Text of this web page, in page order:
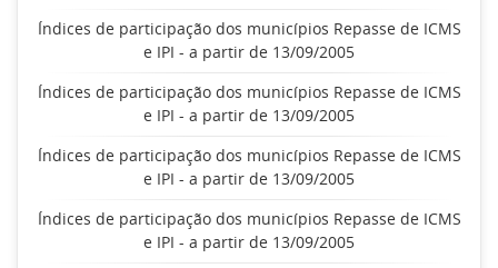
Índices de participação dos municípios Repasse de ICMS
e IPI - a partir de 13/09/2005
Índices de participação dos municípios Repasse de ICMS
e IPI - a partir de 13/09/2005
Índices de participação dos municípios Repasse de ICMS
e IPI - a partir de 13/09/2005
Índices de participação dos municípios Repasse de ICMS
e IPI - a partir de 13/09/2005